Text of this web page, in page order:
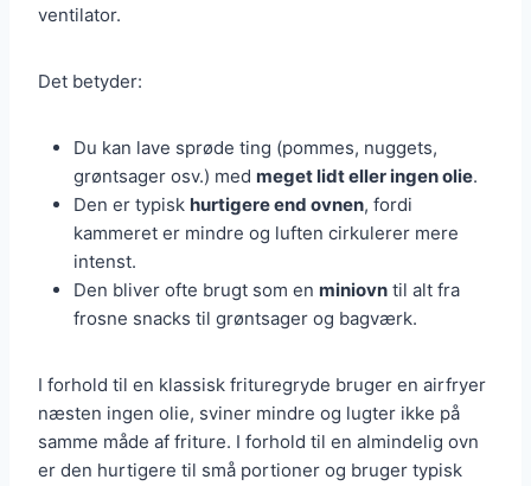
ventilator.
Det betyder:
Du kan lave sprøde ting (pommes, nuggets,
grøntsager osv.) med meget lidt eller ingen olie.
Den er typisk hurtigere end ovnen, fordi
kammeret er mindre og luften cirkulerer mere
intenst.
Den bliver ofte brugt som en miniovn til alt fra
frosne snacks til grøntsager og bagværk.
I forhold til en klassisk frituregryde bruger en airfryer
næsten ingen olie, sviner mindre og lugter ikke på
samme måde af friture. I forhold til en almindelig ovn
er den hurtigere til små portioner og bruger typisk